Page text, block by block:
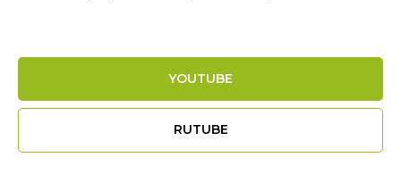
YOUTUBE
RUTUBE
Материалы распространяются по лицензии
любые тексты «Правовой команды»,
не спрашивая разрешения. Единственное
условие — необходимо указать «Правовую
команду» в качестве источника и поставить
ссылку на наш сайт.